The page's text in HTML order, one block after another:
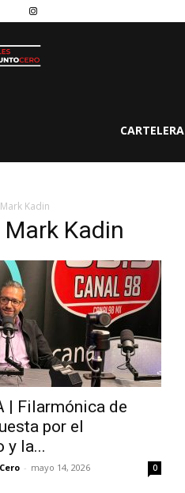
CARTELERA
Mark Kadin
Kadin
| Filarmónica de
por el
y la...
- mayo 14, 2026 0